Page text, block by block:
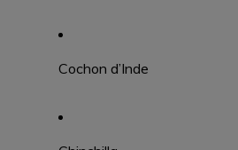
Cochon d’Inde